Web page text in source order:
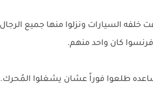
خلفه السيارات ونزلوا منها جميع
كان واحد منهم.
طلعوا فوراً عشان يشغلوا المُحرك.